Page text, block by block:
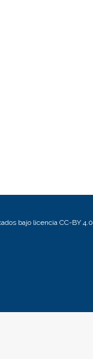
bajo licencia CC-BY 4.0